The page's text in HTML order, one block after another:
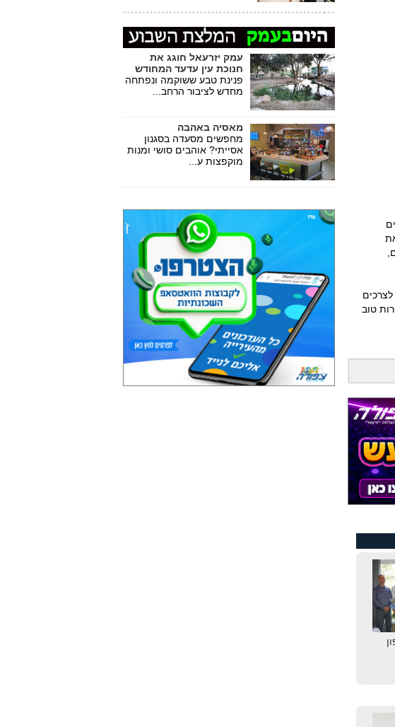
טוב
עמק יזרעאל חוגג את
חנוכת עין עדעד המחודש
פנינת טבע ששוקמה ונפתחה
מחדש לציבור הרחב...
מאסיה באהבה
מחפשים מסעדה בסגנון
אסייתי? אוהבים סושי ומנות
מוקפצות ע...